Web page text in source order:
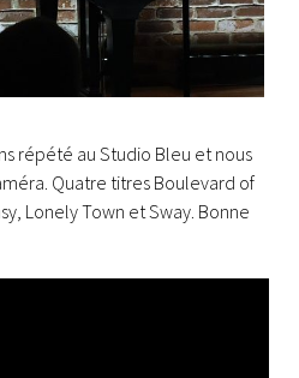
répété au Studio Bleu et nous
Quatre titres Boulevard of
Lonely Town et Sway. Bonne